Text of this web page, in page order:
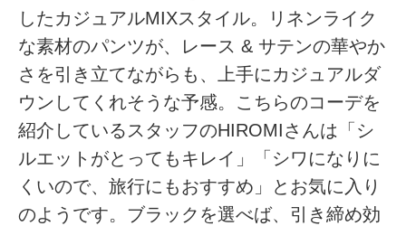
したカジュアルMIXスタイル。リネンライク
な素材のパンツが、レース & サテンの華やか
さを引き立てながらも、上手にカジュアルダ
ウンしてくれそうな予感。こちらのコーデを
紹介しているスタッフのHIROMIさんは「シ
ルエットがとってもキレイ」「シワになりに
くいので、旅行にもおすすめ」とお気に入り
のようです。ブラックを選べば、引き締め効